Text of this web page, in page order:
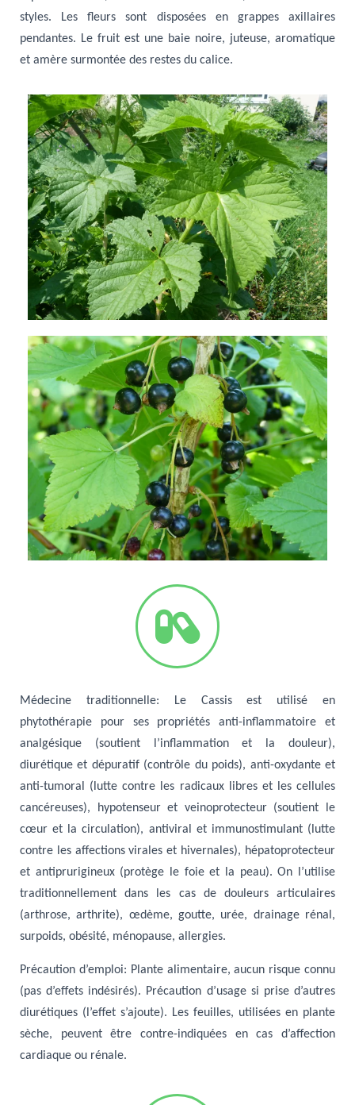
styles. Les fleurs sont disposées en grappes axillaires
pendantes. Le fruit est une baie noire, juteuse, aromatique
et amère surmontée des restes du calice.
Médecine traditionnelle: Le Cassis est utilisé en
phytothérapie pour ses propriétés anti-inflammatoire et
analgésique (soutient l’inflammation et la douleur),
diurétique et dépuratif (contrôle du poids), anti-oxydante et
anti-tumoral (lutte contre les radicaux libres et les cellules
cancéreuses), hypotenseur et veinoprotecteur (soutient le
cœur et la circulation), antiviral et immunostimulant (lutte
contre les affections virales et hivernales), hépatoprotecteur
et antiprurigineux (protège le foie et la peau). On l’utilise
traditionnellement dans les cas de douleurs articulaires
(arthrose, arthrite), œdème, goutte, urée, drainage rénal,
surpoids, obésité, ménopause, allergies.
Précaution d’emploi: Plante alimentaire, aucun risque connu
(pas d’effets indésirés). Précaution d’usage si prise d’autres
diurétiques (l’effet s’ajoute). Les feuilles, utilisées en plante
sèche, peuvent être contre-indiquées en cas d’affection
cardiaque ou rénale.